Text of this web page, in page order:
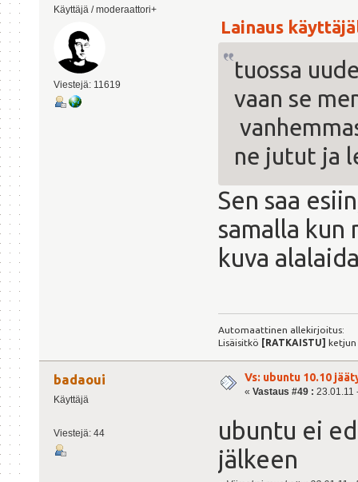
Käyttäjä / moderaattori+
Viestejä: 11619
Lainaus
tuossa
vaan se
ne jutut ja
Sen saa
samalla kun
kuva
Automaattinen allekirjoitus:
Lisäisitkö [RATKAISTU] ketjun
badaoui
Käyttäjä
Viestejä: 44
Vs: ubuntu 10.10
« Vastaus #49 : 23.01.11
ubuntu ei
jälkeen